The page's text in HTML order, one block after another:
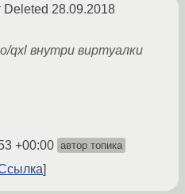
Deleted 28.09.2018
qxl внутри виртуалки
+00:00 автор топика